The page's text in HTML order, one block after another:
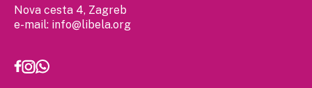
Nova cesta 4, Zagreb
e-mail: info@libela.org